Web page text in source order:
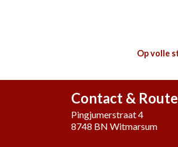
Op volle
Contact & Route
Pingjumerstraat 4
8748 BN Witmarsum